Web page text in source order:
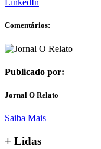
LinkedIn
Comentários:
Publicado por:
Jornal O Relato
Saiba Mais
+ Lidas